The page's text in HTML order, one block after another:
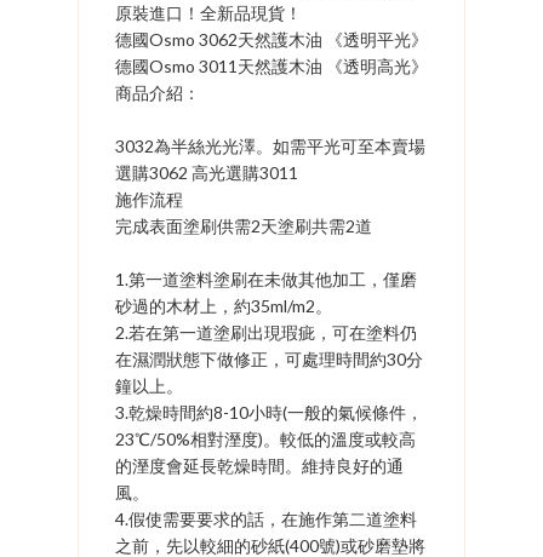
原裝進口！全新品現貨！
德國Osmo 3062天然護木油 《透明平光》
德國Osmo 3011天然護木油 《透明高光》
商品介紹：
3032為半絲光光澤。如需平光可至本賣場
選購3062 高光選購3011
施作流程
完成表面塗刷供需2天塗刷共需2道
1.第一道塗料塗刷在未做其他加工，僅磨
砂過的木材上，約35ml/m2。
2.若在第一道塗刷出現瑕疵，可在塗料仍
在濕潤狀態下做修正，可處理時間約30分
鐘以上。
3.乾燥時間約8-10小時(一般的氣候條件，
23℃/50%相對溼度)。較低的溫度或較高
的溼度會延長乾燥時間。維持良好的通
風。
4.假使需要要求的話，在施作第二道塗料
之前，先以較細的砂紙(400號)或砂磨墊將